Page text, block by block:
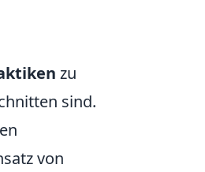
zu
sind.
von